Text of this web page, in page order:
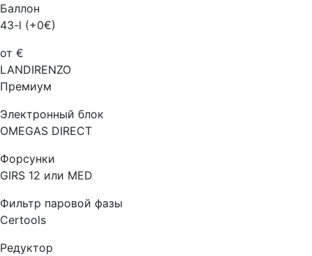
Баллон
43-l (+0€)
от €
LANDIRENZO
Премиум
Электронный блок
OMEGAS DIRECT
Форсунки
GIRS 12 или MED
Фильтр паровой фазы
Certools
Редуктор